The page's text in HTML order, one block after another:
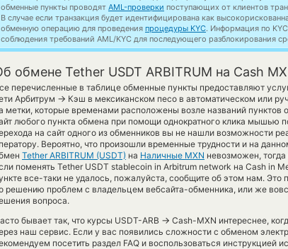
обменные пункты проводят AML-проверки поступающих от клиентов
В случае если транзакция будет идентифицирована как
обменную операцию для проведения процедуры KYC. Информация по
соблюдения требований AML/KYC для последующего разблокирования
обмене Tether USDT ARBITRUM на Cash
перечисленные в таблице обменные пункты предоставляют
Арбитрум → Кэш в мексиканском песо в автоматическом или
метки, которые временами расположены возле названий пунктов
любого пункта обмена при помощи однократного клика мышью
на сайт одного из обменников вы не нашли возможности
Вероятно, что произошли временные трудности и на
Tether ARBITRUM (USDT) на Наличные MXN невозможен,
поменять Tether USDT stablecoin in Arbitrum network на Cash in
все-таки не удалось, пожалуйста, сообщите об этом нам.
решению проблем с владельцем вебсайта-обменника, или же
вопроса.
бывает так, что курсы USDT-ARB → Cash-MXN интереснее,
наш сервис. Если у вас появились сложности с обменом
посетить раздел FAQ и воспользоваться инструкцией